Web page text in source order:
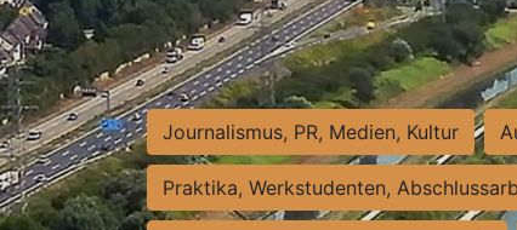
Journalismus, PR, Medien, Kultur
Praktika, Werkstudenten,